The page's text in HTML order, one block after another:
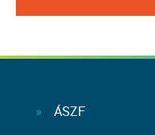
ÁSZF